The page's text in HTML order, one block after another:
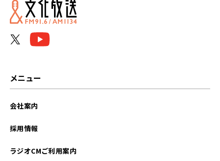
2023年12月
メニュー
会社案内
採用情報
ラジオCMご利用案内